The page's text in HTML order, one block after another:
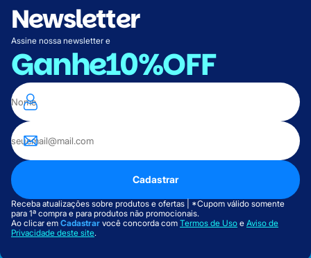
Newsletter
Assine nossa newsletter e
Ganhe10%OFF
Cadastrar
Receba atualizações sobre produtos e ofertas | *Cupom válido somente
para 1ª compra e para produtos não promocionais.
Ao clicar em Cadastrar você concorda com Termos de Uso e Aviso de
Privacidade deste site.